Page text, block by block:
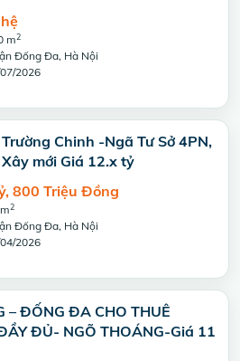
m2
Đống Đa, Hà Nội
2026
Chinh -Ngã Tư Sở 4PN,
mới Giá 12.x tỷ
800 Triệu Đồng
2
Đống Đa, Hà Nội
2026
– ĐỐNG ĐA CHO THUÊ
ĐỦ- NGÕ THOÁNG-Giá 11